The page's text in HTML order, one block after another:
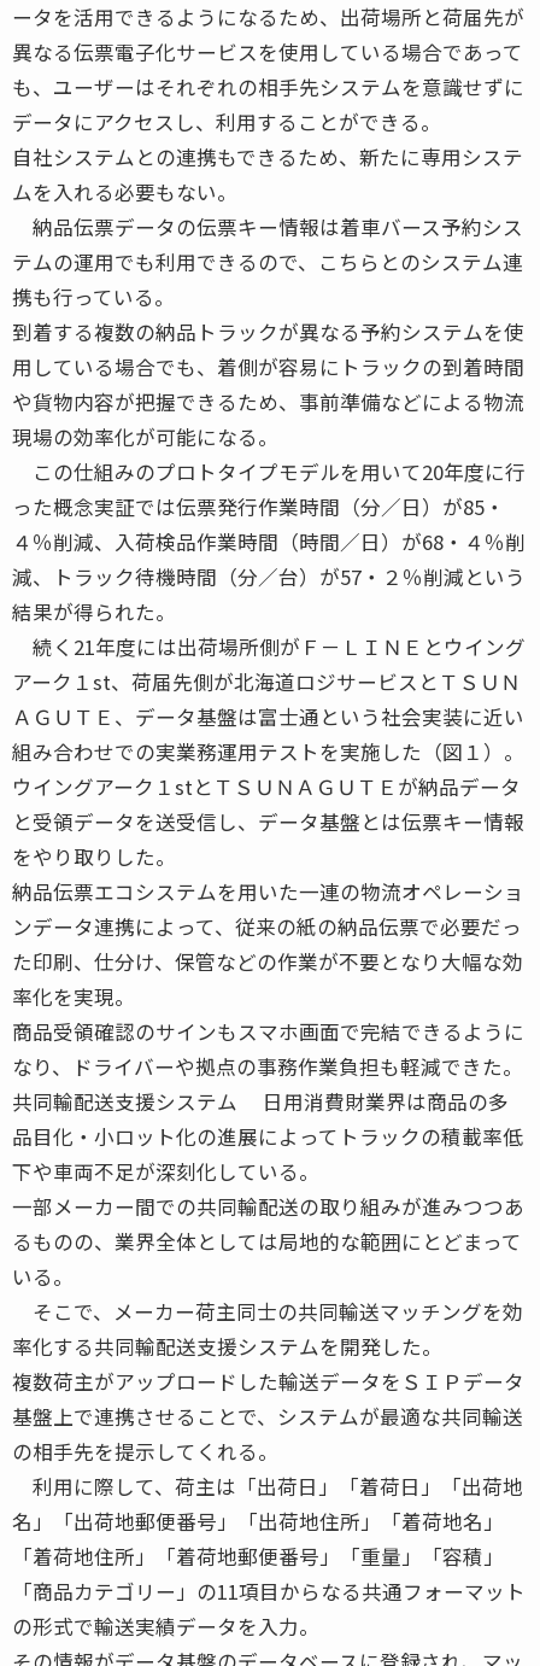
ータを活用できるようになるため、出荷場所と荷届先が
異なる伝票電子化サービスを使用している場合であって
も、ユーザーはそれぞれの相手先システムを意識せずに
データにアクセスし、利用することができる。
自社システムとの連携もできるため、新たに専用システ
ムを入れる必要もない。
納品伝票データの伝票キー情報は着車バース予約シス
テムの運用でも利用できるので、こちらとのシステム連
携も行っている。
到着する複数の納品トラックが異なる予約システムを使
用している場合でも、着側が容易にトラックの到着時間
や貨物内容が把握できるため、事前準備などによる物流
現場の効率化が可能になる。
この仕組みのプロトタイプモデルを用いて20年度に行
った概念実証では伝票発行作業時間（分／日）が85・
４％削減、入荷検品作業時間（時間／日）が68・４％削
減、トラック待機時間（分／台）が57・２％削減という
結果が得られた。
続く21年度には出荷場所側がＦ－ＬＩＮＥとウイング
アーク１st、荷届先側が北海道ロジサービスとＴＳＵＮ
ＡＧＵＴＥ、データ基盤は富士通という社会実装に近い
組み合わせでの実業務運用テストを実施した（図１）。
ウイングアーク１stとＴＳＵＮＡＧＵＴＥが納品データ
と受領データを送受信し、データ基盤とは伝票キー情報
をやり取りした。
納品伝票エコシステムを用いた一連の物流オペレーショ
ンデータ連携によって、従来の紙の納品伝票で必要だっ
た印刷、仕分け、保管などの作業が不要となり大幅な効
率化を実現。
商品受領確認のサインもスマホ画面で完結できるように
なり、ドライバーや拠点の事務作業負担も軽減できた。
共同輸配送支援システム 日用消費財業界は商品の多
品目化・小ロット化の進展によってトラックの積載率低
下や車両不足が深刻化している。
一部メーカー間での共同輸配送の取り組みが進みつつあ
るものの、業界全体としては局地的な範囲にとどまって
いる。
そこで、メーカー荷主同士の共同輸送マッチングを効
率化する共同輸配送支援システムを開発した。
複数荷主がアップロードした輸送データをＳＩＰデータ
基盤上で連携させることで、システムが最適な共同輸送
の相手先を提示してくれる。
利用に際して、荷主は「出荷日」「着荷日」「出荷地
名」「出荷地郵便番号」「出荷地住所」「着荷地名」
「着荷地住所」「着荷地郵便番号」「重量」「容積」
「商品カテゴリー」の11項目からなる共通フォーマット
の形式で輸送実績データを入力。